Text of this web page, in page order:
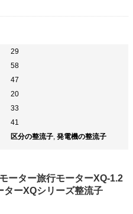
29
58
47
20
33
41
区分の整流子, 発電機の整流子
ーター旅行モーターXQ-1.2
ターXQシリーズ整流子